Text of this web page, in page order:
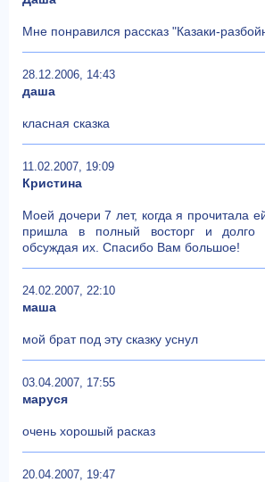
Мне понравился рассказ "Казаки-
28.12.2006, 14:43
даша
класная сказка
11.02.2007, 19:09
Кристина
Моей дочери 7 лет, когда я прочитала
пришла в полный восторг и долго
обсуждая их. Спасибо Вам большое!
24.02.2007, 22:10
маша
мой брат под эту сказку уснул
03.04.2007, 17:55
маруся
очень хорошый расказ
20.04.2007, 19:47